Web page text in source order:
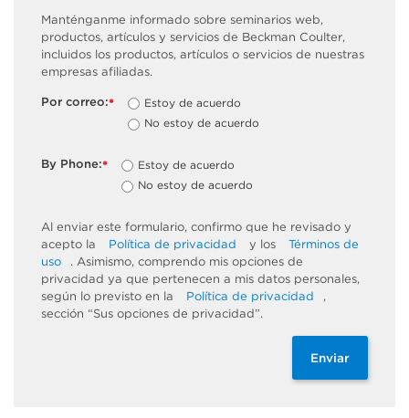
Manténganme informado sobre seminarios web,
productos, artículos y servicios de Beckman Coulter,
incluidos los productos, artículos o servicios de nuestras
empresas afiliadas.
*
Por correo:
Estoy de acuerdo
No estoy de acuerdo
*
By Phone:
Estoy de acuerdo
No estoy de acuerdo
Al enviar este formulario, confirmo que he revisado y
acepto la
Política de privacidad y los
Términos de
uso
. Asimismo, comprendo mis opciones de
privacidad ya que pertenecen a mis datos personales,
según lo previsto en la
Política de privacidad
,
sección “Sus opciones de privacidad”.
Enviar